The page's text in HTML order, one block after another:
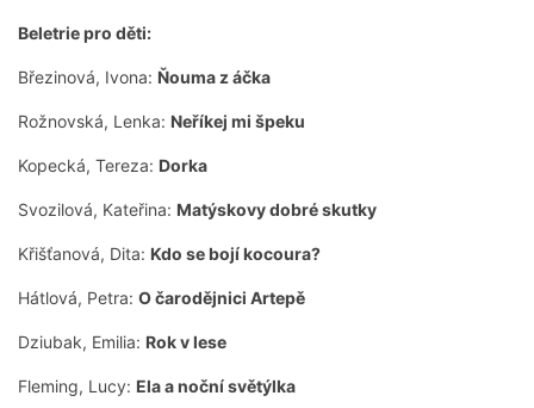
Beletrie pro děti:
Březinová, Ivona: Ňouma z áčka
Rožnovská, Lenka: Neříkej mi špeku
Kopecká, Tereza: Dorka
Svozilová, Kateřina: Matýskovy dobré skutky
Křišťanová, Dita: Kdo se bojí kocoura?
Hátlová, Petra: O čarodějnici Artepě
Dziubak, Emilia: Rok v lese
Fleming, Lucy: Ela a noční světýlka